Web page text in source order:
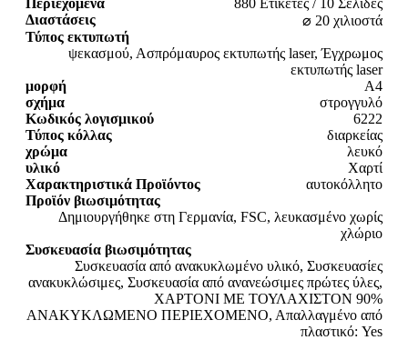
Περιεχόμενα
880 Ετικέτες / 10 Σελίδες
Διαστάσεις
⌀ 20 χιλιοστά
Τύπος εκτυπωτή
ψεκασμού, Ασπρόμαυρος εκτυπωτής laser, Έγχρωμος
εκτυπωτής laser
μορφή
A4
σχήμα
στρογγυλό
Κωδικός λογισμικού
6222
Τύπος κόλλας
διαρκείας
χρώμα
λευκό
υλικό
Χαρτί
Χαρακτηριστικά Προϊόντος
αυτοκόλλητο
Προϊόν βιωσιμότητας
Δημιουργήθηκε στη Γερμανία, FSC, λευκασμένο χωρίς
χλώριο
Συσκευασία βιωσιμότητας
Συσκευασία από ανακυκλωμένο υλικό, Συσκευασίες
ανακυκλώσιμες, Συσκευασία από ανανεώσιμες πρώτες ύλες,
ΧΑΡΤΟΝΙ ΜΕ ΤΟΥΛΑΧΙΣΤΟΝ 90%
ΑΝΑΚΥΚΛΩΜΕΝΟ ΠΕΡΙΕΧΟΜΕΝΟ, Απαλλαγμένο από
πλαστικό: Yes